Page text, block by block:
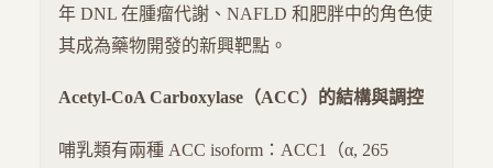
年 DNL 在腫瘤代謝、NAFLD 和肥胖中的角色使
其成為藥物開發的新興靶點。
Acetyl-CoA Carboxylase（ACC）的結構與調控
哺乳類有兩種 ACC isoform：ACC1（α, 265